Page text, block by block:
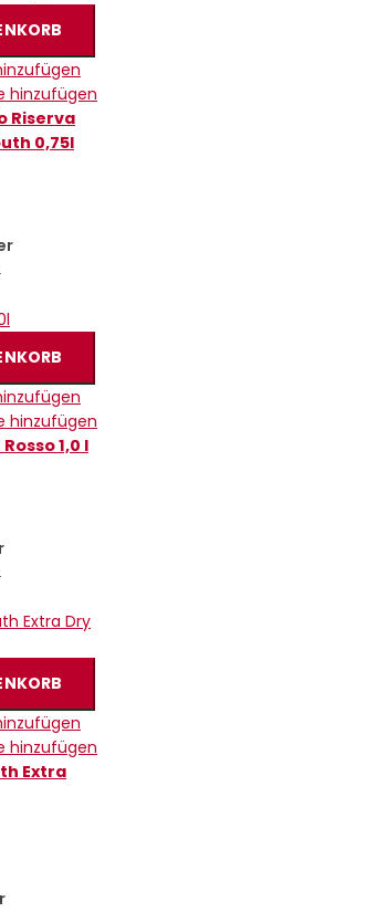
hinzufügen
Riserva
0,75l
hinzufügen
1,0 l
hinzufügen
Extra